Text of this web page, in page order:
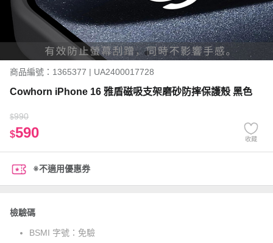
商品編號：1365377 | UA2400017728
Cowhorn iPhone 16 雅盾磁吸支架磨砂防摔保護殼 黑色
$990
$590 收藏
※不適用優惠券
檢驗碼
BSMI 字號： 免驗